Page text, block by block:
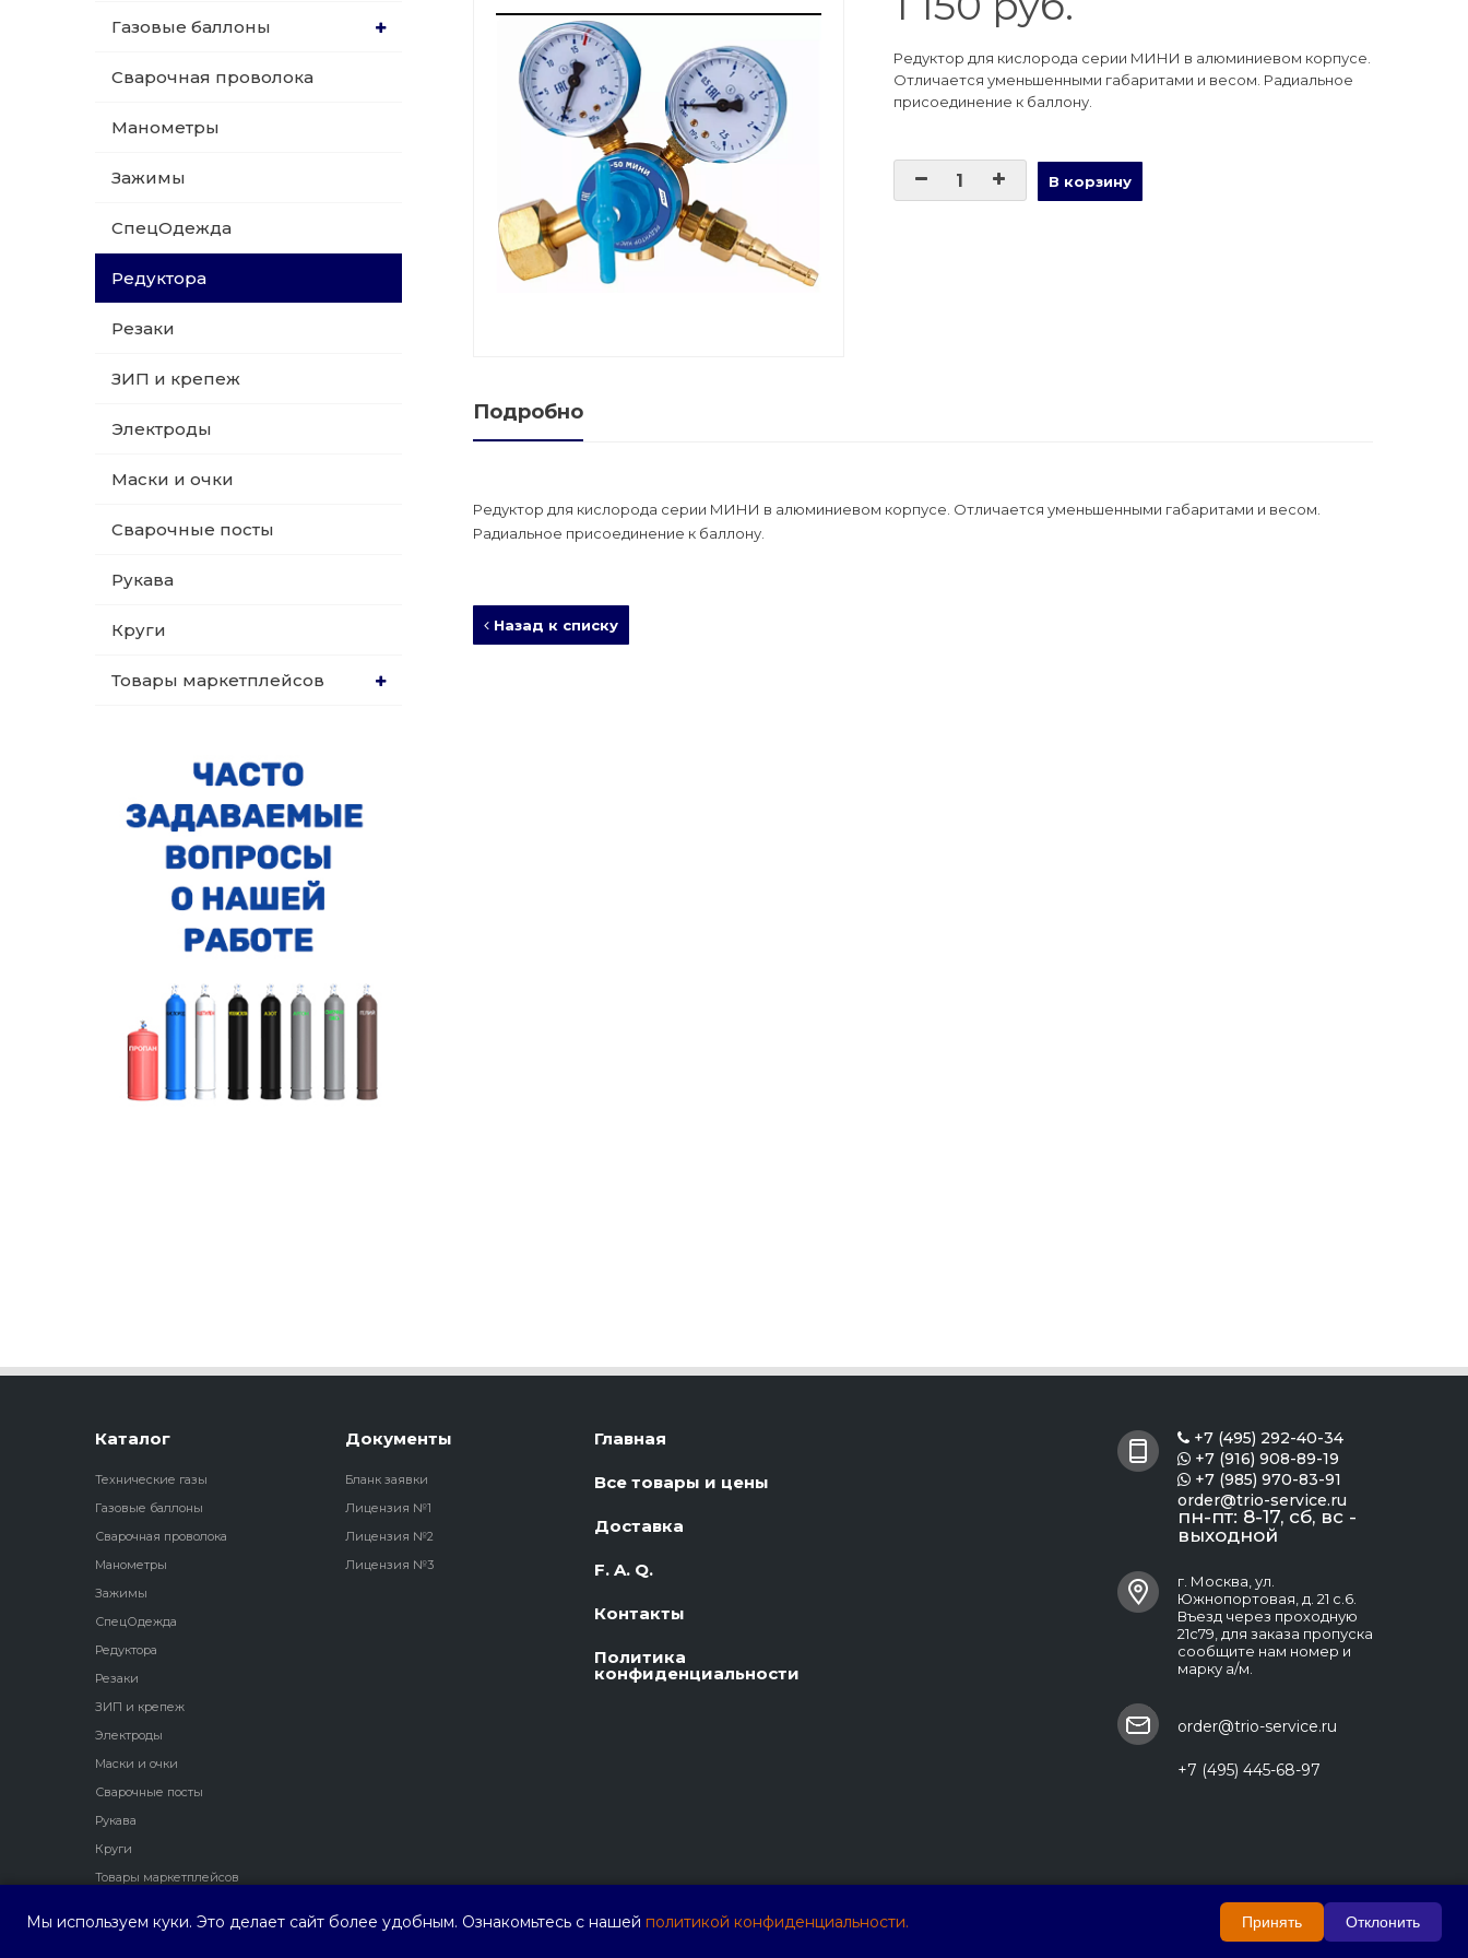
Обслуживание баллонов
Пропановые баллоны
Углекислотные баллоны
015 Резаки
009 ЗИП и крепеж
018 Электроды
020 Сварочные посты
015 Рукава
Газовые баллоны
Сварочная проволока
Манометры
Зажимы
СпецОдежда
Редуктора
Резаки
ЗИП и крепеж
Электроды
Маски и очки
Сварочные посты
Рукава
Круги
Товары маркетплейсов
Редуктор для кислорода серии МИНИ в алюминиевом корпусе.
Отличается уменьшенными габаритами и весом. Радиальное
присоединение к баллону.
В корзину
Подробно
Редуктор для кислорода серии МИНИ в алюминиевом корпусе. Отличается уменьшенными габаритами и весом.
Радиальное присоединение к баллону.
Назад к списку
Каталог
Технические газы
Газовые баллоны
Сварочная проволока
Манометры
Зажимы
СпецОдежда
Редуктора
Резаки
ЗИП и крепеж
Электроды
Маски и очки
Сварочные посты
Рукава
Круги
Товары маркетплейсов
Документы
Бланк заявки
Лицензия №1
Лицензия №2
Лицензия №3
Главная
Все товары и цены
Доставка
F. A. Q.
Контакты
Политика
конфиденциальности
 +7 (495) 292-40-34
 +7 (916) 908-89-19
 +7 (985) 970-83-91
order@trio-service.ru
пн-пт: 8-17, сб, вс -
выходной
г. Москва, ул.
Южнопортовая, д. 21 с.6.
Въезд через проходную
21с79, для заказа пропуска
сообщите нам номер и
марку а/м.
order@trio-service.ru
+7 (495) 445-68-97
Мы используем куки. Это делает сайт более удобным. Ознакомьтесь с нашей политикой конфиденциальности. Принять Отклонить